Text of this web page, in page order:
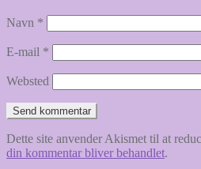
Navn *
E-mail *
Websted
Dette site anvender Akismet til at
din kommentar bliver behandlet.